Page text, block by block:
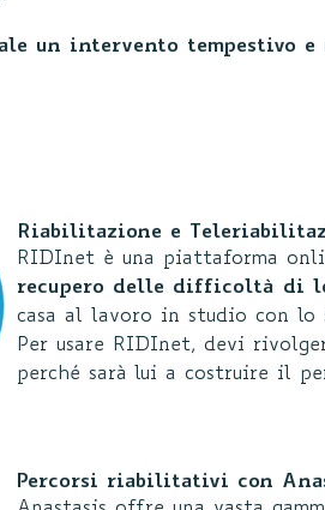
un intervento tempestivo e
Riabilitazione e
RIDInet è una piattaforma
recupero delle difficoltà di
casa al lavoro in studio con lo
Per usare RIDInet, devi
perché sarà lui a costruire il
Percorsi riabilitativi con